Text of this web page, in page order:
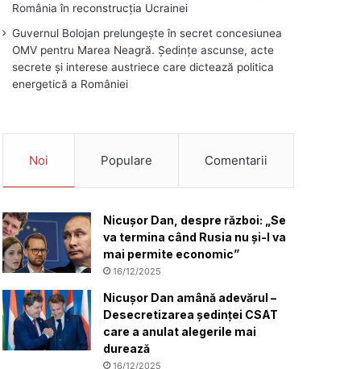
România în reconstrucția Ucrainei
Guvernul Bolojan prelungește în secret concesiunea
OMV pentru Marea Neagră. Ședințe ascunse, acte
secrete și interese austriece care dictează politica
energetică a României
Noi Populare Comentarii
Nicușor Dan, despre război: „Se
va termina când Rusia nu și-l va
mai permite economic”
16/12/2025
Nicușor Dan amână adevărul –
Desecretizarea ședinței CSAT
care a anulat alegerile mai
durează
16/12/2025